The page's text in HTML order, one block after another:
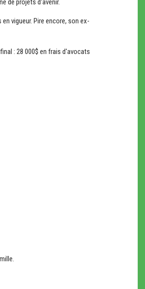
de projets d'avenir.
vigueur. Pire encore, son ex-
: 28 000$ en frais d'avocats